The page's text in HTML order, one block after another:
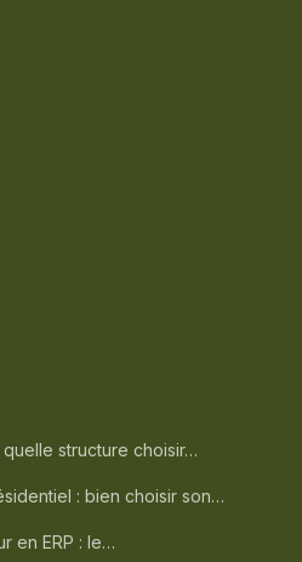
structure choisir…
: bien choisir son…
en ERP : le…